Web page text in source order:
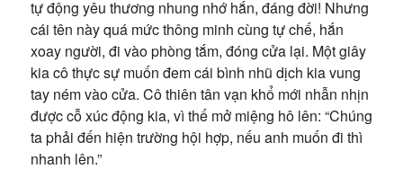
tự động yêu thương nhung nhớ hắn, đáng đời! Nhưng
cái tên này quá mức thông minh cùng tự chế, hắn
xoay người, đi vào phòng tắm, đóng cửa lại. Một giây
kia cô thực sự muốn đem cái bình nhũ dịch kia vung
tay ném vào cửa. Cô thiên tân vạn khổ mới nhẫn nhịn
được cỗ xúc động kia, vì thế mở miệng hô lên: “Chúng
ta phải đến hiện trường hội hợp, nếu anh muốn đi thì
nhanh lên.”